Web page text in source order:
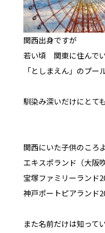
関西出身ですが
若い頃 関東に住んで
「としまえん」のプー
馴染み深いだけにとて
関西にいた子供のころ
エキスポランド（大阪
宝塚ファミリーランド
神戸ポートピアランド
また名前だけは知って